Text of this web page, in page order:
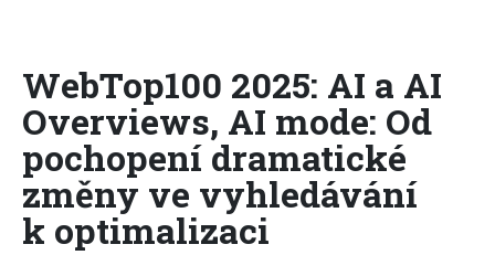
WebTop100 2025: AI a AI
Overviews, AI mode: Od
pochopení dramatické
změny ve vyhledávání
k optimalizaci